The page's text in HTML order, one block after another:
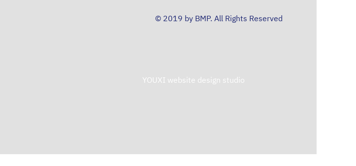
© 2019 by BMP. All Rights Reserved
YOUXI website design studio